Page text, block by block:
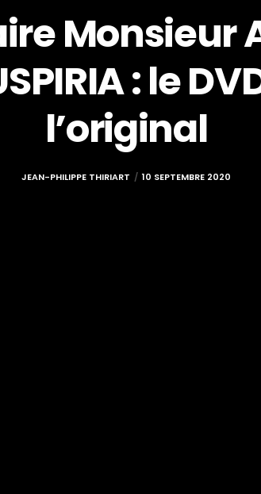
Monsieur
: le
l’original
JEAN-PHILIPPE THIRIART 10 SEPTEMBRE 2020